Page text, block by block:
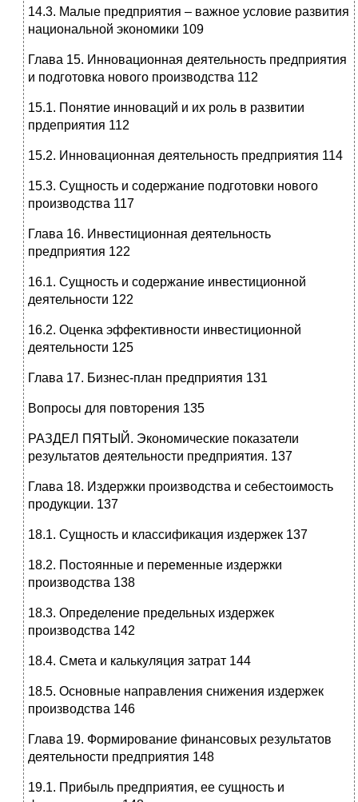
14.3. Малые предприятия – важное условие развития
национальной экономики 109
Глава 15. Инновационная деятельность предприятия
и подготовка нового производства 112
15.1. Понятие инноваций и их роль в развитии
прдеприятия 112
15.2. Инновационная деятельность предприятия 114
15.3. Сущность и содержание подготовки нового
производства 117
Глава 16. Инвестиционная деятельность
предприятия 122
16.1. Сущность и содержание инвестиционной
деятельности 122
16.2. Оценка эффективности инвестиционной
деятельности 125
Глава 17. Бизнес-план предприятия 131
Вопросы для повторения 135
РАЗДЕЛ ПЯТЫЙ. Экономические показатели
результатов деятельности предприятия. 137
Глава 18. Издержки производства и себестоимость
продукции. 137
18.1. Сущность и классификация издержек 137
18.2. Постоянные и переменные издержки
производства 138
18.3. Определение предельных издержек
производства 142
18.4. Смета и калькуляция затрат 144
18.5. Основные направления снижения издержек
производства 146
Глава 19. Формирование финансовых результатов
деятельности предприятия 148
19.1. Прибыль предприятия, ее сущность и